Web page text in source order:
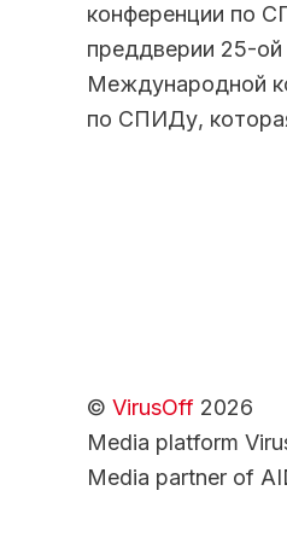
конференции по
преддверии 25-ой
Международной
по СПИДу,
© VirusOff 2026
Media platform
Media partner of